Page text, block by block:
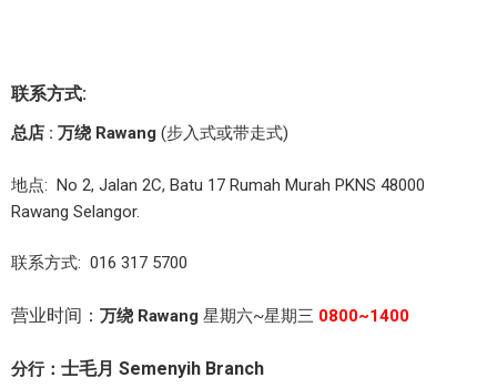
联系方式:
总店 : 万绕 Rawang (步入式或带走式)
地点: No 2, Jalan 2C, Batu 17 Rumah Murah PKNS 48000
Rawang Selangor.
联系方式: 016 317 5700
营业时间： 万绕 Rawang 星期六~星期三 0800~1400
分行： 士毛月 Semenyih Branch